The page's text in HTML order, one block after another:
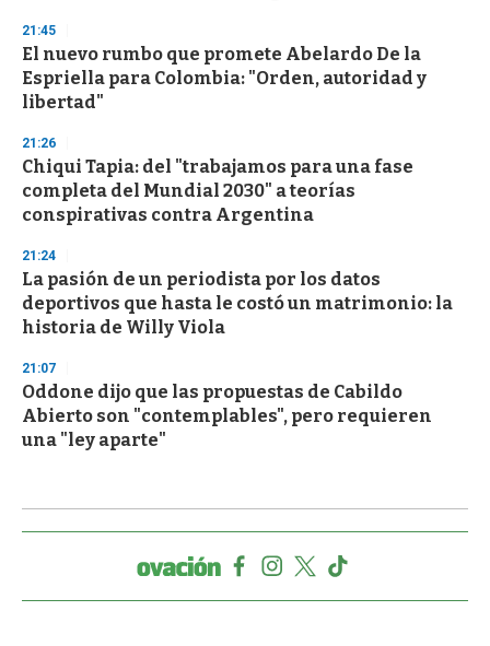
21:45
El nuevo rumbo que promete Abelardo De la
Espriella para Colombia: "Orden, autoridad y
libertad"
21:26
Chiqui Tapia: del "trabajamos para una fase
completa del Mundial 2030" a teorías
conspirativas contra Argentina
21:24
La pasión de un periodista por los datos
deportivos que hasta le costó un matrimonio: la
historia de Willy Viola
21:07
Oddone dijo que las propuestas de Cabildo
Abierto son "contemplables", pero requieren
una "ley aparte"